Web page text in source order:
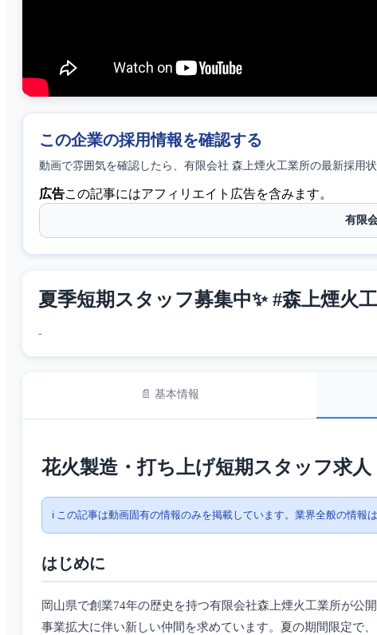
この企業の採用情報を確認する
動画で雰囲気を確認したら、 有限会社 森上煙火工業所の最新採用
広告この記事にはアフィリエイト広告を含みます。
有限
夏季短期スタッフ募集中✨ #森上煙火
-
📄 基本情報
花火製造・打ち上げ短期スタッフ求人
ℹ️ この記事は動画固有の情報のみを掲載しています。業界全般の情報は
はじめに
岡山県で創業74年の歴史を持つ有限会社森上煙火工業所が公
事業拡大に伴い新しい仲間を求めています。夏の期間限定で